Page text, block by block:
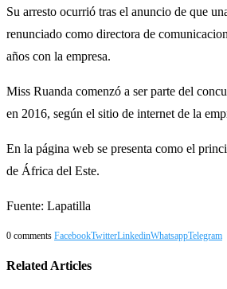
Su arresto ocurrió tras el anuncio de que
renunciado como directora de
años con la empresa.
Miss Ruanda comenzó a ser parte del
en 2016, según el sitio de internet de la
En la página web se presenta como el
de África del Este.
Fuente: Lapatilla
0 comments FacebookTwitterLinkedinWhatsappTelegram
Related Articles